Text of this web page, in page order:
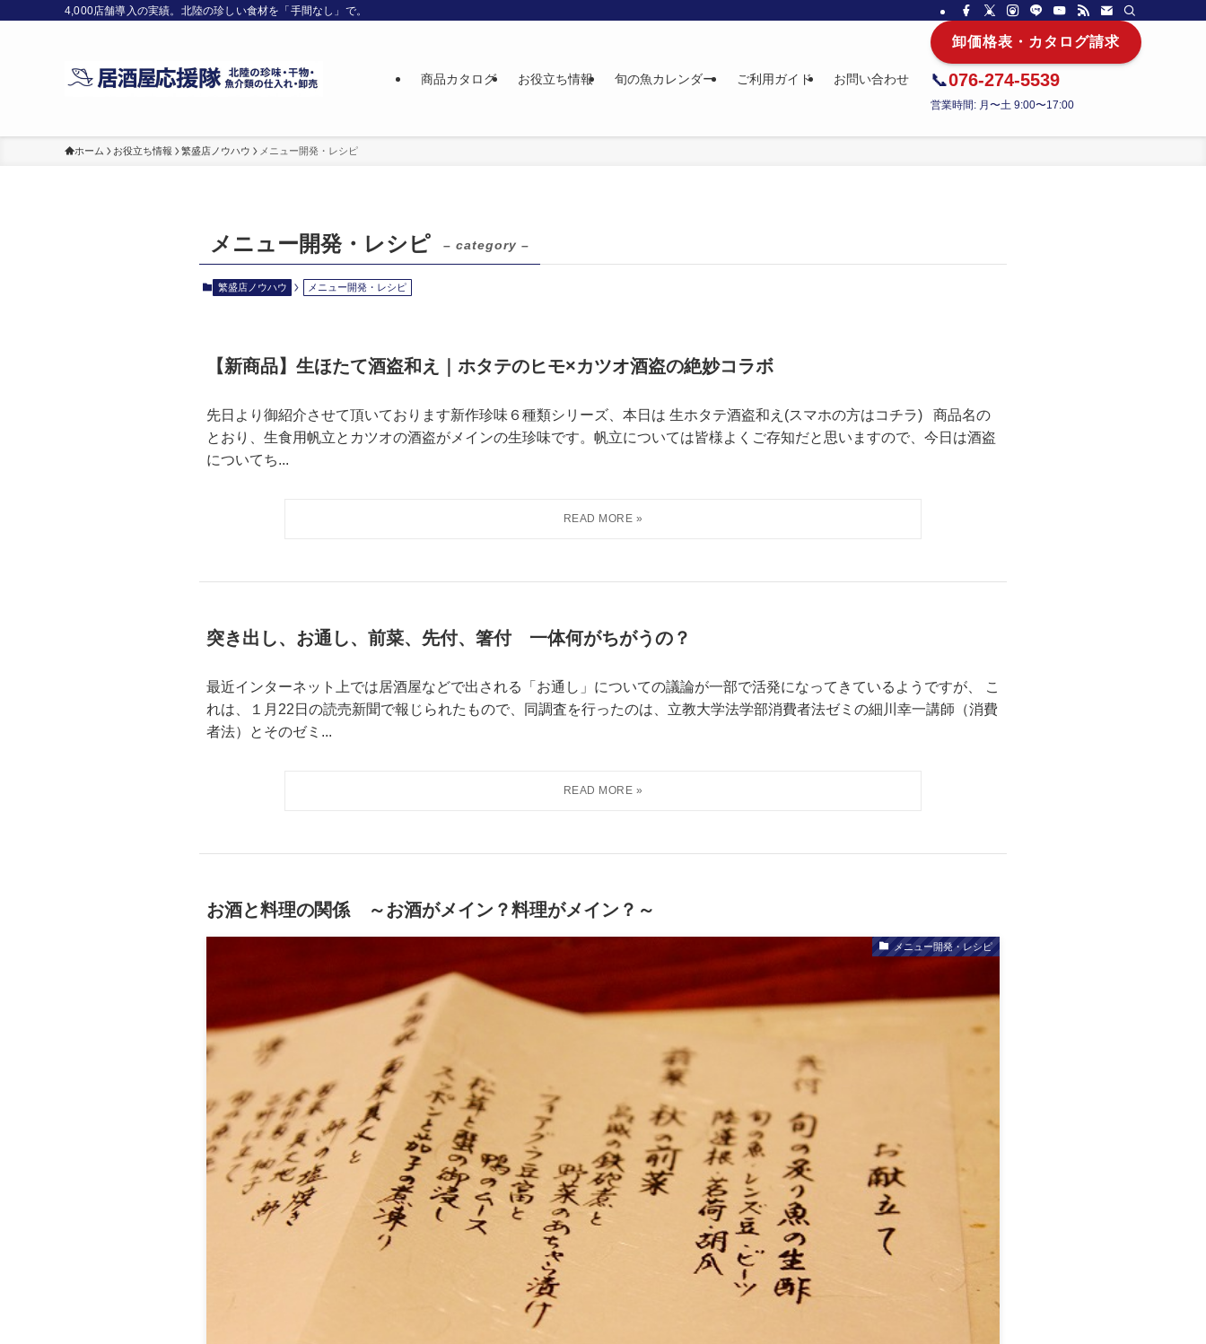
4,000店舗導入の実績。北陸の珍しい食材を「手間なし」で。
商品カタログ お役立ち情報 旬の魚カレンダー ご利用ガイド お問い合わせ
卸価格表・カタログ請求
📞076-274-5539
営業時間: 月〜土 9:00〜17:00
ホーム お役立ち情報 繁盛店ノウハウ メニュー開発・レシピ
メニュー開発・レシピ – category –
繁盛店ノウハウ メニュー開発・レシピ
【新商品】生ほたて酒盗和え｜ホタテのヒモ×カツオ酒盗の絶妙コラボ
先日より御紹介させて頂いております新作珍味６種類シリーズ、本日は 生ホタテ酒盗和え(スマホの方はコチラ) 商品名の
とおり、生食用帆立とカツオの酒盗がメインの生珍味です。帆立については皆様よくご存知だと思いますので、今日は酒盗
についてち...
突き出し、お通し、前菜、先付、箸付 一体何がちがうの？
最近インターネット上では居酒屋などで出される「お通し」についての議論が一部で活発になってきているようですが、 こ
れは、１月22日の読売新聞で報じられたもので、同調査を行ったのは、立教大学法学部消費者法ゼミの細川幸一講師（消費
者法）とそのゼミ...
お酒と料理の関係 ～お酒がメイン？料理がメイン？～
メニュー開発・レシピ